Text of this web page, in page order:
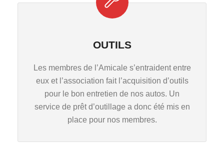
OUTILS
Les membres de l’Amicale s’entraident entre
eux et l’association fait l’acquisition d’outils
pour le bon entretien de nos autos. Un
service de prêt d’outillage a donc été mis en
place pour nos membres.